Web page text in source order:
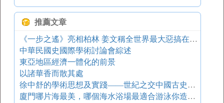
推薦文章
《一步之遙》亮相柏林 姜文稱全世界最大惡搞在中國
中華民國史國際學術討論會綜述
東亞地區經濟一體化的前景
以諸華香而散其處
徐中舒的學術思想及實踐——世紀之交中國古史研究的回顧與前瞻側記
廈門哪片海最美，哪個海水浴場最適合游泳你造嗎，夏天來了，一起去海邊吧~